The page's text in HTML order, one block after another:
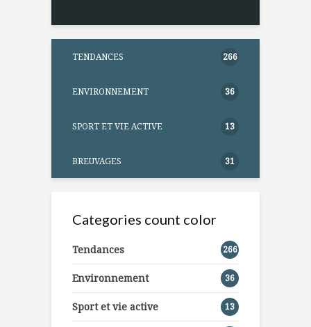
TENDANCES 266
ENVIRONNEMENT 36
SPORT ET VIE ACTIVE 13
BREUVAGES 31
Categories count color
Tendances 266
Environnement 36
Sport et vie active 13